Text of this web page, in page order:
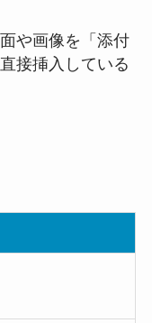
や画像を「添付
接挿入している